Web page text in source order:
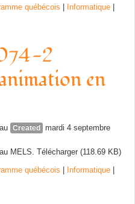
québécois Informatique
2
en
Created
mardi 4 septembre
MELS. Télécharger (118.69 KB)
québécois Informatique